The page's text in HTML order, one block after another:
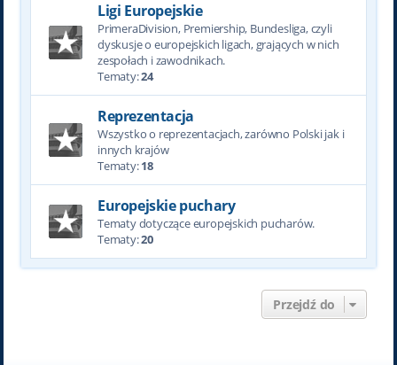
Ligi Europejskie
PrimeraDivision, Premiership, Bundesliga, czyli
dyskusje o europejskich ligach, grających w nich
zespołach i zawodnikach.
Tematy:24
Reprezentacja
Wszystko o reprezentacjach, zarówno Polski jak i
innych krajów
Tematy:18
Europejskie puchary
Tematy dotyczące europejskich pucharów.
Tematy:20
Przejdź do